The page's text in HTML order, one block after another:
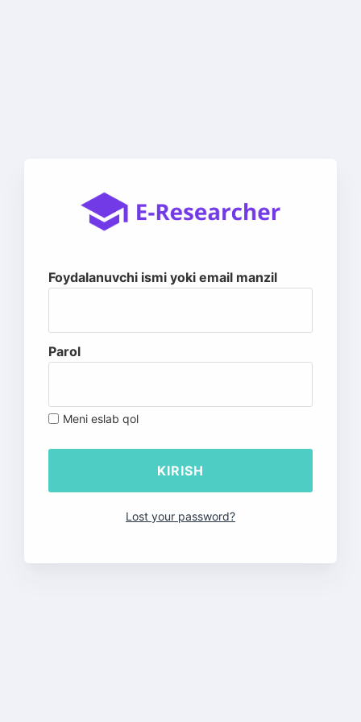
Foydalanuvchi ismi yoki email manzil
Parol
Meni eslab qol
Lost your password?